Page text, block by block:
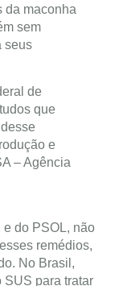
da maconha
sem
seus
de
que
e
– Agência
e do PSOL, não
remédios,
No Brasil,
SUS para tratar